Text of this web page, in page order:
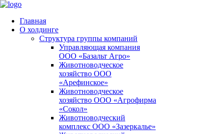
Главная
О холдинге
Структура группы компаний
Управляющая компания
ООО «Базальт Агро»
Животноводческое
хозяйство ООО
«Арефинское»
Животноводческое
хозяйство ООО «Агрофирма
«Сокол»
Животноводческий
комплекс ООО «Зазеркалье»